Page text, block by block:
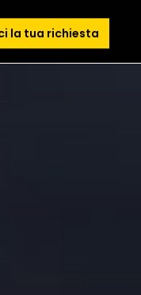
la tua richiesta